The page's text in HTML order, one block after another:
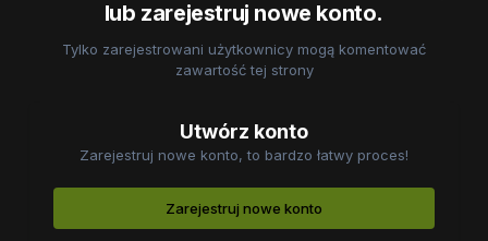
lub zarejestruj nowe konto.
Tylko zarejestrowani użytkownicy mogą komentować
zawartość tej strony
Utwórz konto
Zarejestruj nowe konto, to bardzo łatwy proces!
Zarejestruj nowe konto